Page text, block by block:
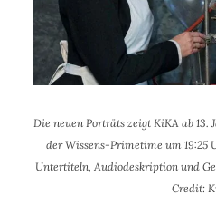
Die neuen Porträts zeigt KiKA ab
der Wissens-Primetime um 19:25
Untertiteln, Audiodeskription und
Credit: